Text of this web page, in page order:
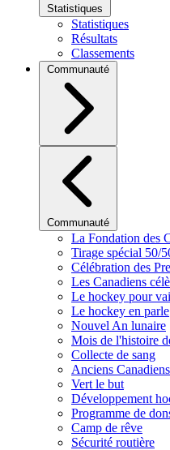
Statistiques
Statistiques
Résultats
Classements
Communauté
Communauté
La Fondation des
Tirage spécial 50/
Célébration des
Les Canadiens
Le hockey pour
Le hockey en parle
Nouvel An lunaire
Mois de l'histoire
Collecte de sang
Anciens Canadiens
Vert le but
Développement
Programme de
Camp de rêve
Sécurité routière